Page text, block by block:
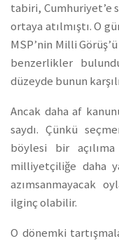
tabiri, Cumhuriyet’e
ortaya atılmıştı. O
MSP’nin Milli
benzerlikler
düzeyde bunun
Ancak daha af
saydı. Çünkü
böylesi bir
milliyetçiliğe daha
azımsanmayacak
ilginç olabilir.
O dönemki